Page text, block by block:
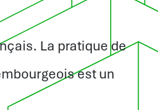
La pratique de
est un